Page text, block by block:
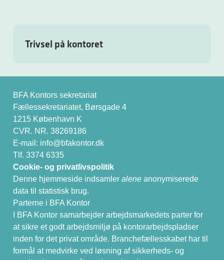
Trivsel på kontoret
BFA Kontors sekretariat
Fællessekretariatet, Børsgade 4
1215 København K
CVR. NR. 38269186
E-mail: info@bfakontor.dk
Tlf. 3374 6335
Cookie- og privatlivspolitik
Denne hjemmeside indsamler alene anonymiserede
data til statistisk brug.
Parterne i BFA Kontor
I BFA Kontor samarbejder arbejdsmarkedets parter for
at sikre et godt arbejdsmiljø på kontorarbejdspladser
inden for det privat område. Branchefællesskabet har til
formål at medvirke ved løsning af sikkerheds- og